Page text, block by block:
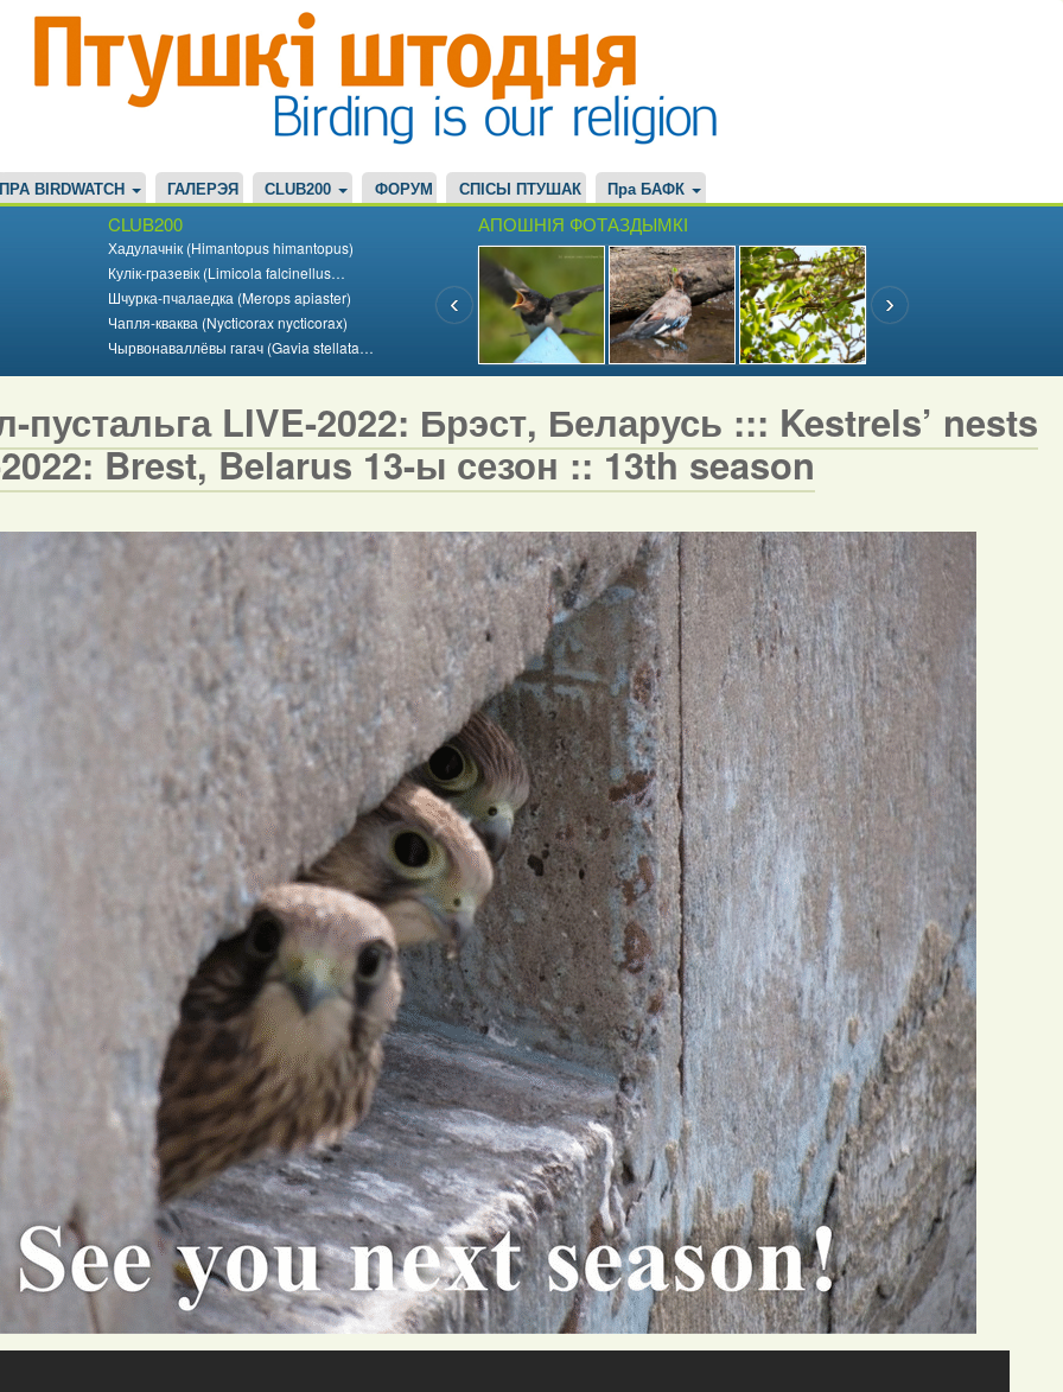
ПРА BIRDWATCH ГАЛЕРЭЯ CLUB200 ФОРУМ СПІСЫ ПТУШАК Пра БАФК
CLUB200
Хадулачнік (Himantopus himantopus)
Кулік-гразевік (Limicola falcinellus…
Шчурка-пчалаедка (Merops apiaster)
Чапля-кваква (Nycticorax nycticorax)
Чырвонаваллёвы гагач (Gavia stellata…
АПОШНІЯ ФОТАЗДЫМКІ
пустальга LIVE-2022: Брэст, Беларусь ::: Kestrels’ nests
Brest, Belarus 13-ы сезон :: 13th season